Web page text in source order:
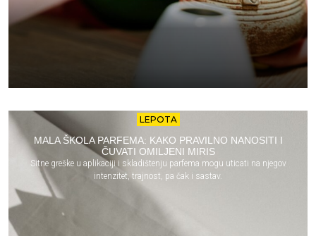
LEPOTA
MALA ŠKOLA PARFEMA: KAKO PRAVILNO NANOSITI I
ČUVATI OMILJENI MIRIS
Sitne greške u aplikaciji i skladištenju parfema mogu uticati na njegov
intenzitet, trajnost, pa čak i sastav.